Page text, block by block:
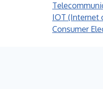
IOT (Internet
Consumer